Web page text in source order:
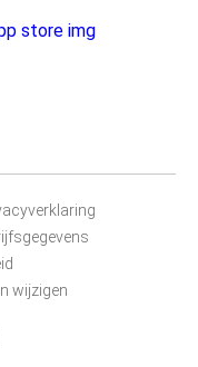
wijzigen